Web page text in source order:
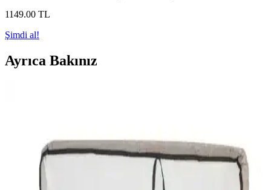
1149.00 TL
Şimdi al!
Ayrıca Bakınız
tasarımlarıyla ebeveynlerin ve bebeklerin ihtiyaçlarına uygun,
dayanıklı ve estetik seçenekler sunar.
Polly Baby Portatif Sallanır Beşik ve Hamak